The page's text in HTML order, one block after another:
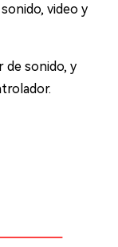
video y
de sonido, y